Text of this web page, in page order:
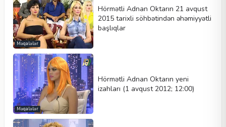
Məqalələr
Hörmətli Adnan Oktarın 21 avqust
2015 tarixli söhbətindən əhəmiyyətli
başlıqlar
Məqalələr
Hörmətli Adnan Oktarın yeni
izahları (1 avqust 2012; 12:00)